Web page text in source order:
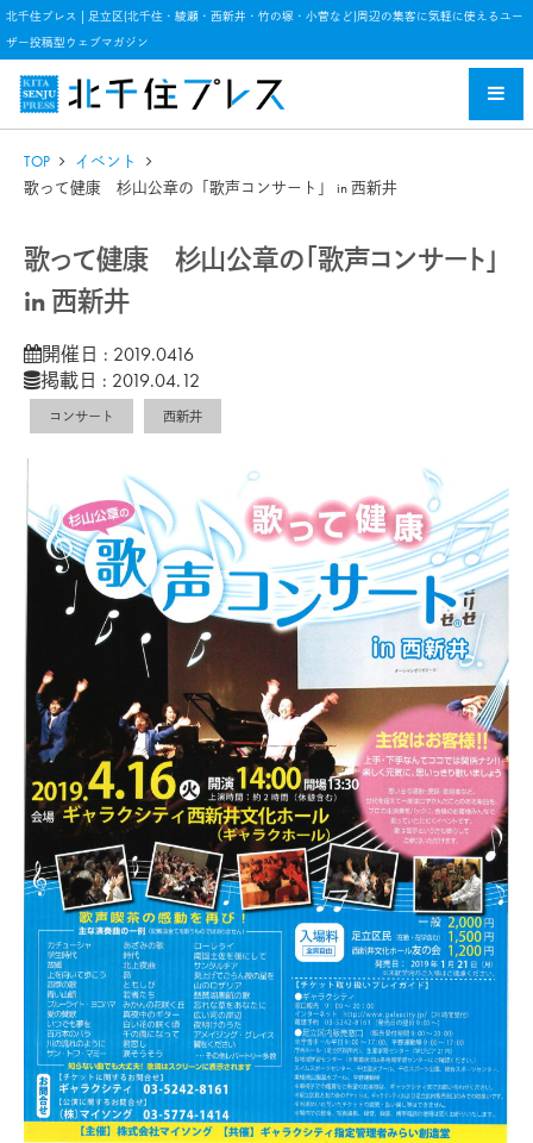
北千住プレス | 足立区(北千住・綾瀬・西新井・竹の塚・小菅など)周辺の集客に気軽に使えるユー
ザー投稿型ウェブマガジン
TOP
イベント
歌って健康 杉山公章の「歌声コンサート」 in 西新井
歌って健康 杉山公章の「歌声コンサート」
in 西新井
開催日 : 2019.0416
掲載日 : 2019.04.12
コンサート 西新井